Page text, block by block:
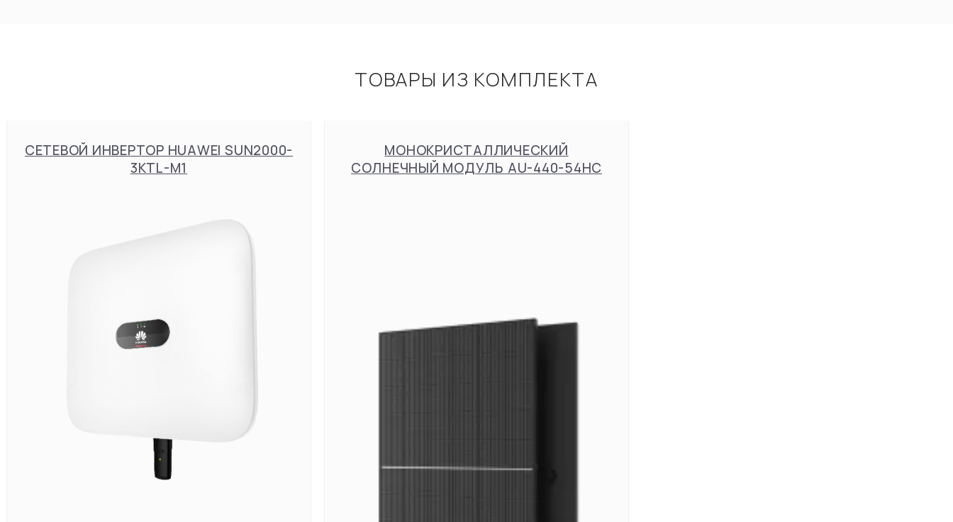
ТОВАРЫ ИЗ КОМПЛЕКТА
СЕТЕВОЙ ИНВЕРТОР HUAWEI SUN2000-
3KTL-M1
МОНОКРИСТАЛЛИЧЕСКИЙ
СОЛНЕЧНЫЙ МОДУЛЬ AU-440-54HC